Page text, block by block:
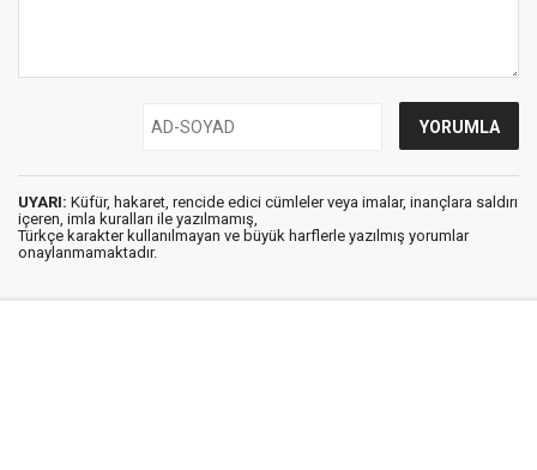
UYARI: Küfür, hakaret, rencide edici cümleler veya imalar, inançlara saldırı
içeren, imla kuralları ile yazılmamış,
Türkçe karakter kullanılmayan ve büyük harflerle yazılmış yorumlar
onaylanmamaktadır.